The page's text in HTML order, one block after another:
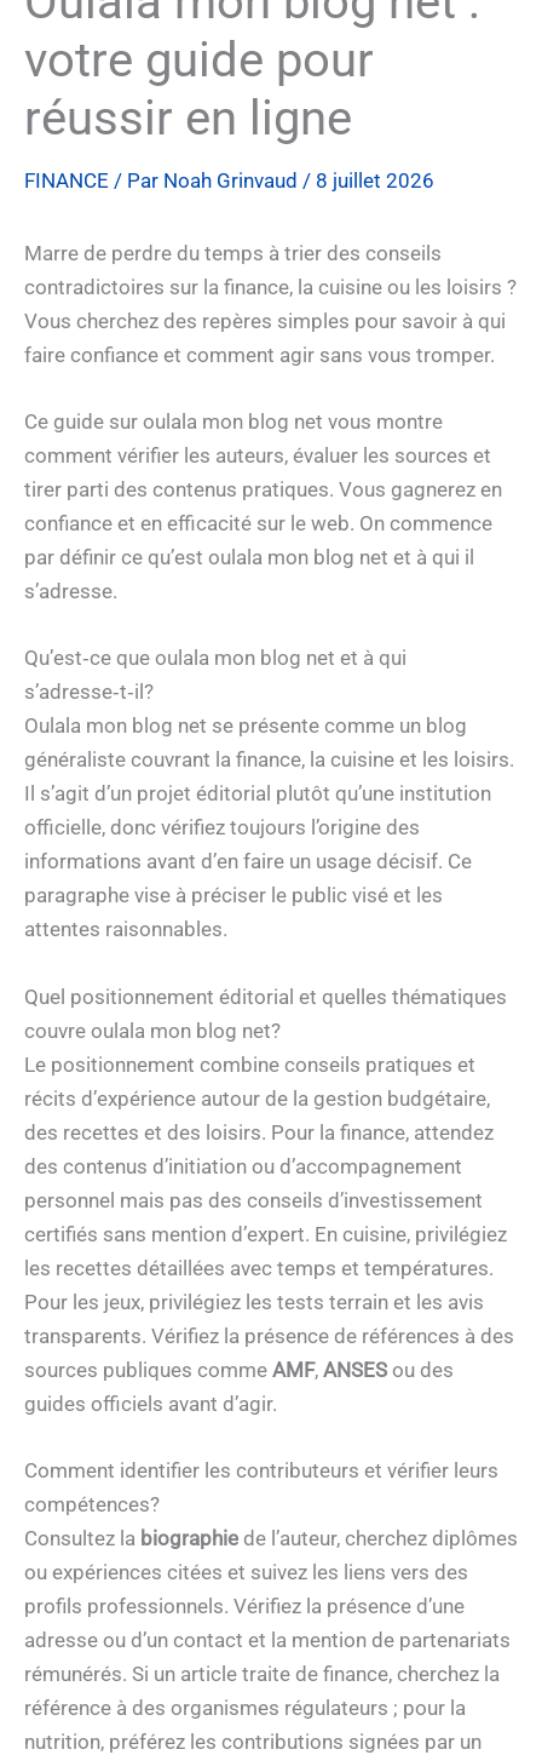
votre guide pour
réussir en ligne
FINANCE / Par Noah Grinvaud / 8 juillet 2026
Marre de perdre du temps à trier des conseils
contradictoires sur la finance, la cuisine ou les loisirs ?
Vous cherchez des repères simples pour savoir à qui
faire confiance et comment agir sans vous tromper.
Ce guide sur oulala mon blog net vous montre
comment vérifier les auteurs, évaluer les sources et
tirer parti des contenus pratiques. Vous gagnerez en
confiance et en efficacité sur le web. On commence
par définir ce qu’est oulala mon blog net et à qui il
s’adresse.
Qu’est‑ce que oulala mon blog net et à qui
s’adresse‑t‑il?
Oulala mon blog net se présente comme un blog
généraliste couvrant la finance, la cuisine et les loisirs.
Il s’agit d’un projet éditorial plutôt qu’une institution
officielle, donc vérifiez toujours l’origine des
informations avant d’en faire un usage décisif. Ce
paragraphe vise à préciser le public visé et les
attentes raisonnables.
Quel positionnement éditorial et quelles thématiques
couvre oulala mon blog net?
Le positionnement combine conseils pratiques et
récits d’expérience autour de la gestion budgétaire,
des recettes et des loisirs. Pour la finance, attendez
des contenus d’initiation ou d’accompagnement
personnel mais pas des conseils d’investissement
certifiés sans mention d’expert. En cuisine, privilégiez
les recettes détaillées avec temps et températures.
Pour les jeux, privilégiez les tests terrain et les avis
transparents. Vérifiez la présence de références à des
sources publiques comme AMF, ANSES ou des
guides officiels avant d’agir.
Comment identifier les contributeurs et vérifier leurs
compétences?
Consultez la biographie de l’auteur, cherchez diplômes
ou expériences citées et suivez les liens vers des
profils professionnels. Vérifiez la présence d’une
adresse ou d’un contact et la mention de partenariats
rémunérés. Si un article traite de finance, cherchez la
référence à des organismes régulateurs ; pour la
nutrition, préférez les contributions signées par un